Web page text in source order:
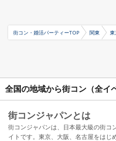
街コン・婚活パーティーTOP 関東
全国の地域から街コン（全イ
街コンジャパンとは
街コンジャパンは、日本最大級の街コ
イトです。東京、大阪、名古屋をはじ